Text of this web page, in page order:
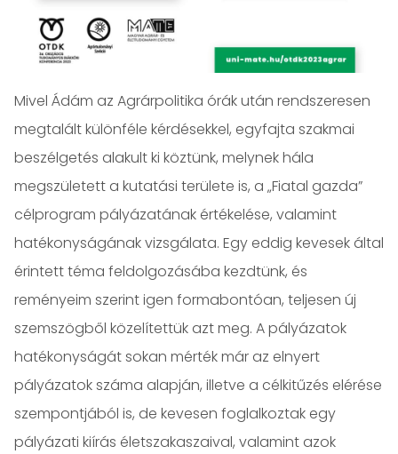
Mivel Ádám az Agrárpolitika órák után rendszeresen
megtalált különféle kérdésekkel, egyfajta szakmai
beszélgetés alakult ki köztünk, melynek hála
megszületett a kutatási területe is, a „Fiatal gazda”
célprogram pályázatának értékelése, valamint
hatékonyságának vizsgálata. Egy eddig kevesek által
érintett téma feldolgozásába kezdtünk, és
reményeim szerint igen formabontóan, teljesen új
szemszögből közelítettük azt meg. A pályázatok
hatékonyságát sokan mérték már az elnyert
pályázatok száma alapján, illetve a célkitűzés elérése
szempontjából is, de kevesen foglalkoztak egy
pályázati kiírás életszakaszaival, valamint azok